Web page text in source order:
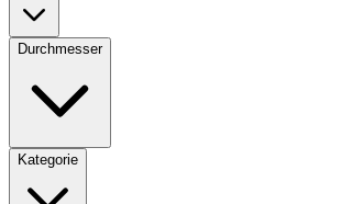
Durchmesser
Kategorie